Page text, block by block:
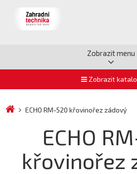
Zobrazit menu
Zobrazit
ECHO RM-520 křovinořez zádový
ECHO
křovinořez